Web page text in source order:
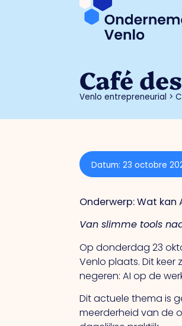
Café
Venlo entrepreneurial >
Datum: 23 octobre
Onderwerp: Wat kan
Van slimme tools
Op donderdag 23
Venlo plaats. Dit
negeren: AI op de
Dit actuele thema is
meerderheid van de